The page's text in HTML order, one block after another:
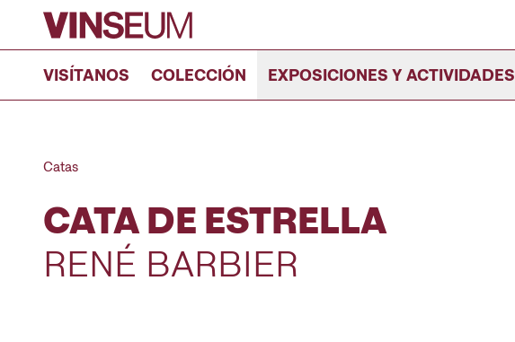
Ir al contenido
VISÍTANOS COLECCIÓN EXPOSICIONES Y ACTIVIDADES
Catas
CATA DE ESTRELLA
RENÉ BARBIER